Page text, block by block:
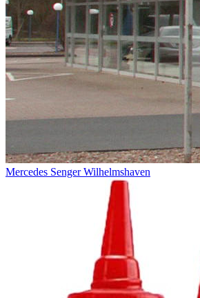
Mercedes Senger Wilhelmshaven